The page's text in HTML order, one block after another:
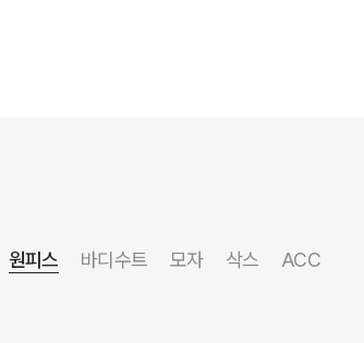
원피스 바디수트 모자 삭스 ACC